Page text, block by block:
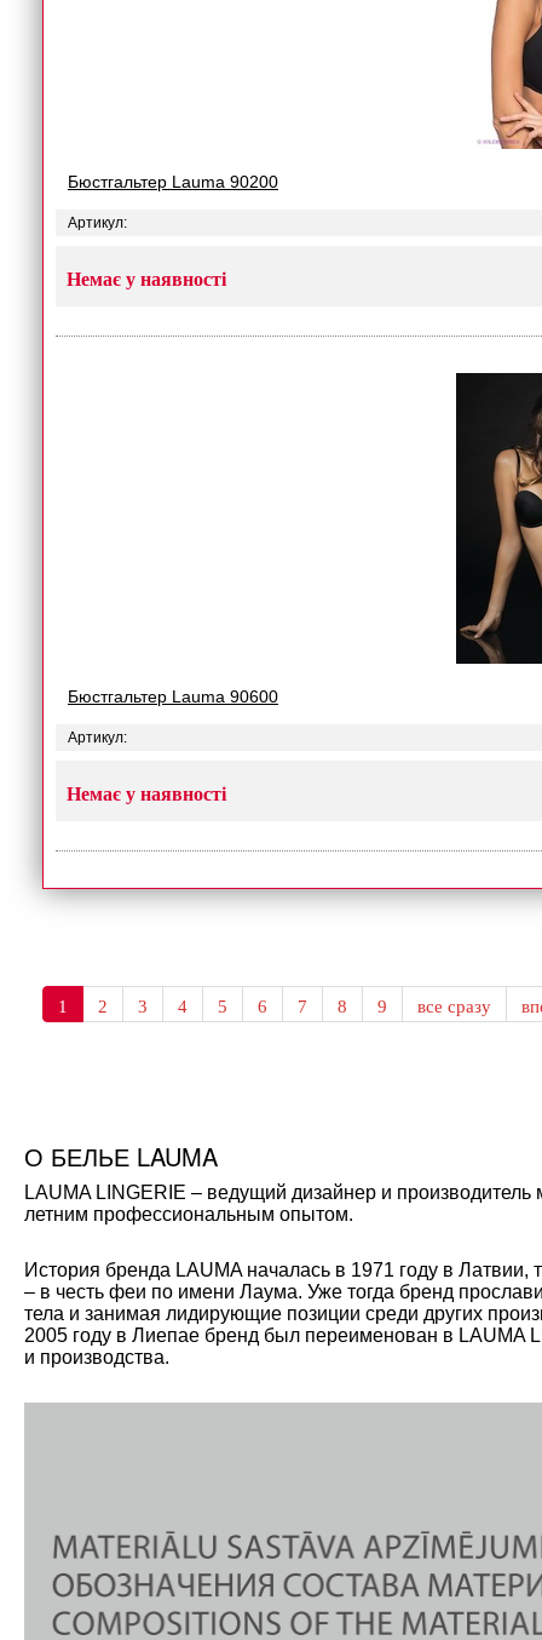
Бюстгальтер Lauma 90200
Артикул:
Немає у наявності
Бюстгальтер Lauma 90600
Артикул:
Немає у наявності
1 2 3 4 5 6 7 8 9 все сразу
О БЕЛЬЕ LAUMA
LAUMA LINGERIE – ведущий дизайнер и
летним профессиональным опытом.
История бренда LAUMA началась в 1971 году в
– в честь феи по имени Лаума. Уже тогда бренд
тела и занимая лидирующие позиции среди других
2005 году в Лиепае бренд был переименован в LAUMA
и производства.